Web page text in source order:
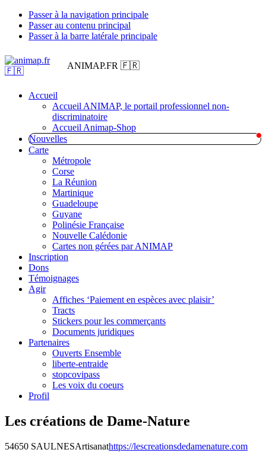
Passer à la navigation principale
Passer au contenu principal
Passer à la barre latérale principale
ANIMAP.FR 🇫🇷
Accueil
Accueil ANIMAP, le portail professionnel non-
discriminatoire
Accueil Animap-Shop
Nouvelles
Carte
Métropole
Corse
La Réunion
Martinique
Guadeloupe
Guyane
Polinésie Française
Nouvelle Calédonie
Cartes non gérées par ANIMAP
Inscription
Dons
Témoignages
Agir
Affiches ‘Paiement en espèces avec plaisir’
Tracts
Stickers pour les commerçants
Documents juridiques
Partenaires
Ouverts Ensemble
liberte-entraide
stopcovipass
Les voix du coeurs
Profil
Les créations de Dame-Nature
54650 SAULNESArtisanathttps://lescreationsdedamenature.com